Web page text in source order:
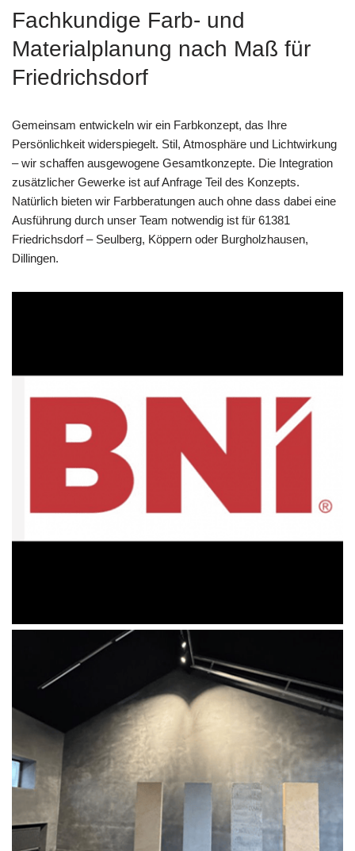
Fachkundige Farb- und
Materialplanung nach Maß für
Friedrichsdorf
Gemeinsam entwickeln wir ein Farbkonzept, das Ihre
Persönlichkeit widerspiegelt. Stil, Atmosphäre und Lichtwirkung
– wir schaffen ausgewogene Gesamtkonzepte. Die Integration
zusätzlicher Gewerke ist auf Anfrage Teil des Konzepts.
Natürlich bieten wir Farbberatungen auch ohne dass dabei eine
Ausführung durch unser Team notwendig ist für 61381
Friedrichsdorf – Seulberg, Köppern oder Burgholzhausen,
Dillingen.